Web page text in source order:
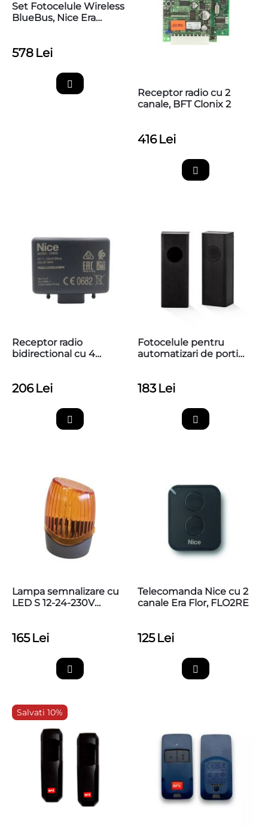
Set Fotocelule Wireless
BlueBus, Nice Era
578 Lei
Receptor radio cu 2
canale, BFT Clonix 2
416 Lei
Receptor radio
bidirectional cu 4
206 Lei
Fotocelule pentru
automatizari de porti
183 Lei
Lampa semnalizare cu
LED S 12-24-230V
165 Lei
Telecomanda Nice cu 2
canale Era Flor, FLO2RE
125 Lei
Salvati 10%